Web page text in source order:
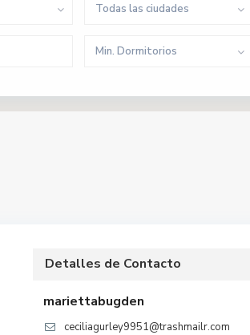
Todas las ciudades
Min. Dormitorios
Detalles de Contacto
mariettabugden
ceciliagurley9951@trashmailr.com